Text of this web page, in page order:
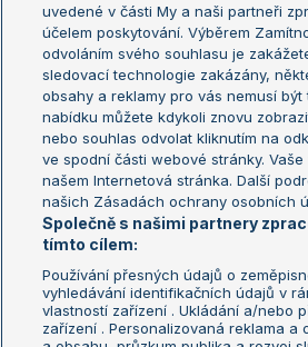
US Open
Turnaj
Turnaj
Aktualní trendy
Fotbalové přestupy
Livesport Daily
LS Prague Open
Podmínky užití
Nastavení
GDPR a žurnalistika
Reklama
uvedené v části My a naši partneři
účelem poskytování. Výběrem
odvoláním svého souhlasu je
sledovací technologie zakázány,
obsahy a reklamy pro vás nemusí být
nabídku můžete kdykoli znovu
nebo souhlas odvolat kliknutím na
ve spodní části webové stránky.
našem Internetová stránka. Další
našich Zásadách ochrany osobních
Společně s našimi partnery
tímto cílem:
Používání přesných údajů o
vyhledávání identifikačních údajů v
vlastností zařízení . Ukládání a/nebo
zařízení . Personalizovaná reklama a